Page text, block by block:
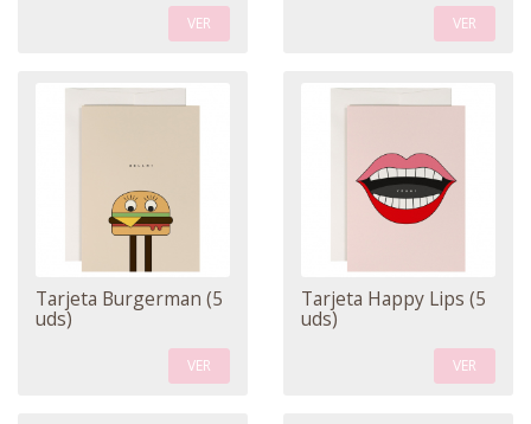
VER VER
Tarjeta Burgerman (5
uds)
VER
Tarjeta Happy Lips (5
uds)
VER